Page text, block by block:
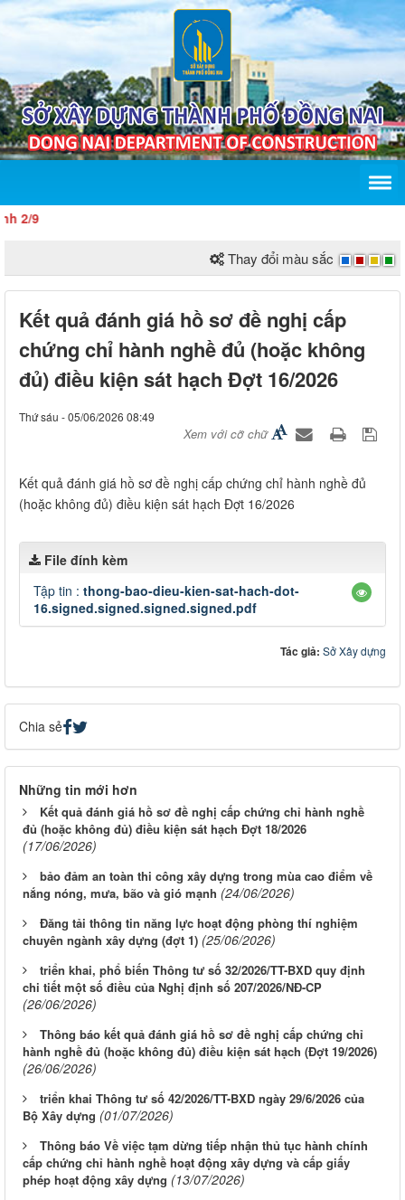
Thay đổi màu sắc
Kết quả đánh giá hồ sơ đề nghị cấp
chứng chỉ hành nghề đủ (hoặc không
đủ) điều kiện sát hạch Đợt 16/2026
Thứ sáu - 05/06/2026 08:49
Xem với cỡ chữ
Kết quả đánh giá hồ sơ đề nghị cấp chứng chỉ hành nghề đủ
(hoặc không đủ) điều kiện sát hạch Đợt 16/2026
File đính kèm
Tập tin : thong-bao-dieu-kien-sat-hach-dot-
16.signed.signed.signed.signed.pdf
Tác giả: Sở Xây dựng
Chia sẻ
Những tin mới hơn
Kết quả đánh giá hồ sơ đề nghị cấp chứng chỉ hành nghề
đủ (hoặc không đủ) điều kiện sát hạch Đợt 18/2026
(17/06/2026)
bảo đảm an toàn thi công xây dựng trong mùa cao điểm về
nắng nóng, mưa, bão và gió mạnh (24/06/2026)
Đăng tải thông tin năng lực hoạt động phòng thí nghiệm
chuyên ngành xây dựng (đợt 1) (25/06/2026)
triển khai, phổ biến Thông tư số 32/2026/TT-BXD quy định
chi tiết một số điều của Nghị định số 207/2026/NĐ-CP
(26/06/2026)
Thông báo kết quả đánh giá hồ sơ đề nghị cấp chứng chỉ
hành nghề đủ (hoặc không đủ) điều kiện sát hạch (Đợt 19/2026)
(26/06/2026)
triển khai Thông tư số 42/2026/TT-BXD ngày 29/6/2026 của
Bộ Xây dựng (01/07/2026)
Thông báo Về việc tạm dừng tiếp nhận thủ tục hành chính
cấp chứng chỉ hành nghề hoạt động xây dựng và cấp giấy
phép hoạt động xây dựng (13/07/2026)